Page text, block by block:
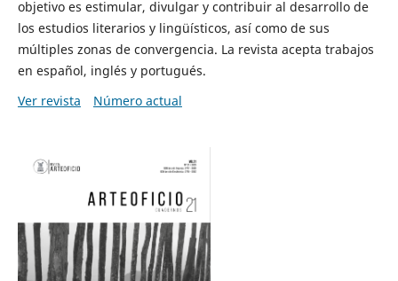
objetivo es estimular, divulgar y contribuir al desarrollo de
los estudios literarios y lingüísticos, así como de sus
múltiples zonas de convergencia. La revista acepta trabajos
en español, inglés y portugués.
Ver revista
Número actual